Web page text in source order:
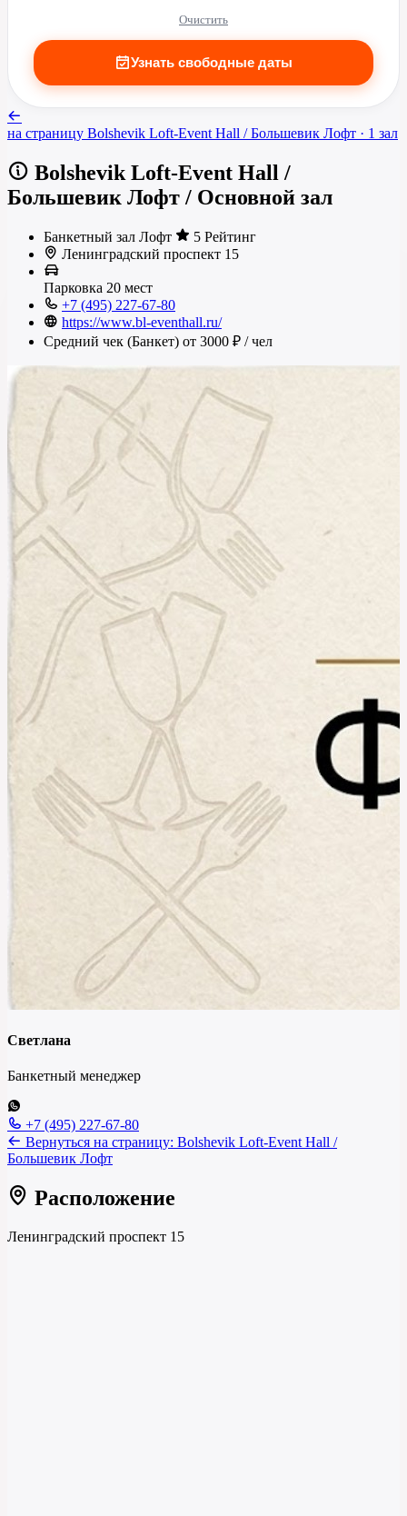
Очистить
Узнать свободные даты
на страницу Bolshevik Loft-Event Hall / Большевик Лофт · 1 зал
Bolshevik Loft-Event Hall /
Большевик Лофт / Основной зал
Банкетный зал Лофт
5 Рейтинг
Ленинградский проспект 15
Парковка 20 мест
+7 (495) 227-67-80
https://www.bl-eventhall.ru/
Средний чек (Банкет) от 3000 ₽ / чел
Светлана
Банкетный менеджер
+7 (495) 227-67-80
Вернуться на страницу: Bolshevik Loft-Event Hall /
Большевик Лофт
Расположение
Ленинградский проспект 15